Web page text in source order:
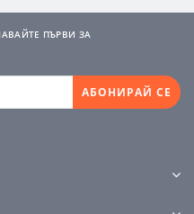
ПЪРВИ ЗА
АБОНИРАЙ СЕ